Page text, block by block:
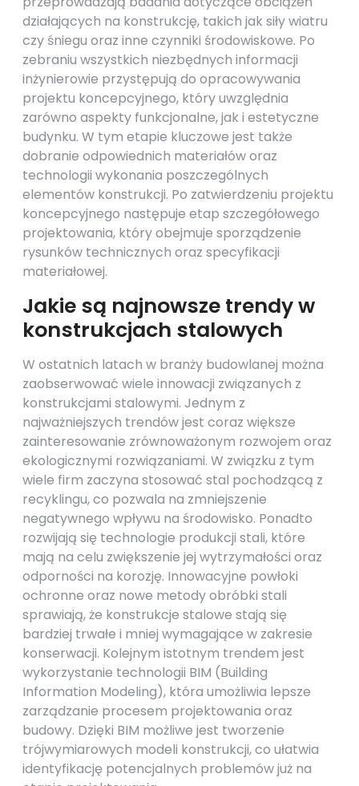
działających na konstrukcję, takich jak siły wiatru
czy śniegu oraz inne czynniki środowiskowe. Po
zebraniu wszystkich niezbędnych informacji
inżynierowie przystępują do opracowywania
projektu koncepcyjnego, który uwzględnia
zarówno aspekty funkcjonalne, jak i estetyczne
budynku. W tym etapie kluczowe jest także
dobranie odpowiednich materiałów oraz
technologii wykonania poszczególnych
elementów konstrukcji. Po zatwierdzeniu projektu
koncepcyjnego następuje etap szczegółowego
projektowania, który obejmuje sporządzenie
rysunków technicznych oraz specyfikacji
materiałowej.
Jakie są najnowsze trendy w
konstrukcjach stalowych
W ostatnich latach w branży budowlanej można
zaobserwować wiele innowacji związanych z
konstrukcjami stalowymi. Jednym z
najważniejszych trendów jest coraz większe
zainteresowanie zrównoważonym rozwojem oraz
ekologicznymi rozwiązaniami. W związku z tym
wiele firm zaczyna stosować stal pochodzącą z
recyklingu, co pozwala na zmniejszenie
negatywnego wpływu na środowisko. Ponadto
rozwijają się technologie produkcji stali, które
mają na celu zwiększenie jej wytrzymałości oraz
odporności na korozję. Innowacyjne powłoki
ochronne oraz nowe metody obróbki stali
sprawiają, że konstrukcje stalowe stają się
bardziej trwałe i mniej wymagające w zakresie
konserwacji. Kolejnym istotnym trendem jest
wykorzystanie technologii BIM (Building
Information Modeling), która umożliwia lepsze
zarządzanie procesem projektowania oraz
budowy. Dzięki BIM możliwe jest tworzenie
trójwymiarowych modeli konstrukcji, co ułatwia
identyfikację potencjalnych problemów już na